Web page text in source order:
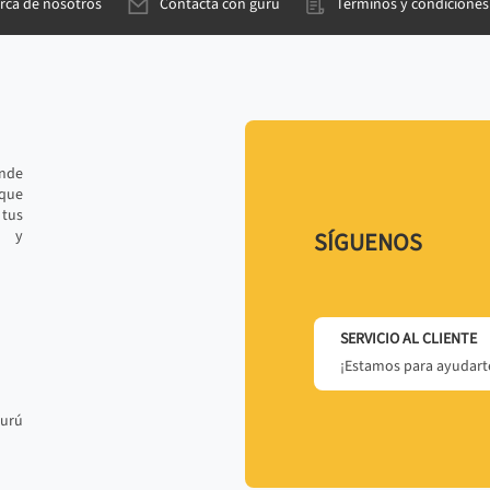
de nosotros Contacta con gurú Términos y condiciones
y
SÍGUENOS
SERVICIO AL CLIENTE
¡Estamos para